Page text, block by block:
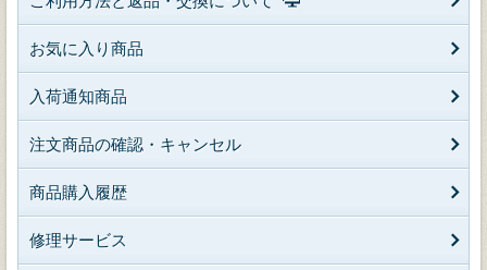
お気に入り商品
入荷通知商品
注文商品の確認・キャンセル
商品購入履歴
修理サービス